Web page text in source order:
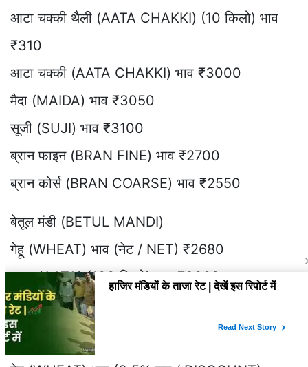
आटा चक्की थैली (AATA CHAKKI) (10 किलो) भाव
₹310
आटा चक्की (AATA CHAKKI) भाव ₹3000
मैदा (MAIDA) भाव ₹3050
सूजी (SUJI) भाव ₹3100
ब्रान फाइन (BRAN FINE) भाव ₹2700
ब्रान कोर्स (BRAN COARSE) भाव ₹2550
बेतूल मंडी (BETUL MANDI)
गेहू (WHEAT) भाव (नेट / NET) ₹2680
आटा (AATA) (100 किलो) भाव ₹3020
मैदा (MAIDA) (100 कि…
रोपड़ / सरहिंद मंडी (ROPAR / SIRHIND MANDI)